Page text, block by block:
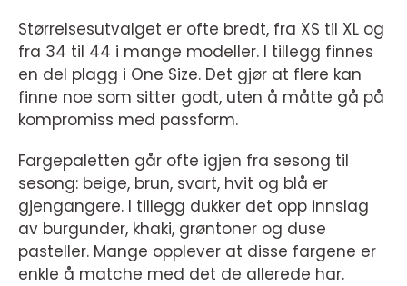
Størrelsesutvalget er ofte bredt, fra XS til XL og
fra 34 til 44 i mange modeller. I tillegg finnes
en del plagg i One Size. Det gjør at flere kan
finne noe som sitter godt, uten å måtte gå på
kompromiss med passform.
Fargepaletten går ofte igjen fra sesong til
sesong: beige, brun, svart, hvit og blå er
gjengangere. I tillegg dukker det opp innslag
av burgunder, khaki, grøntoner og duse
pasteller. Mange opplever at disse fargene er
enkle å matche med det de allerede har.